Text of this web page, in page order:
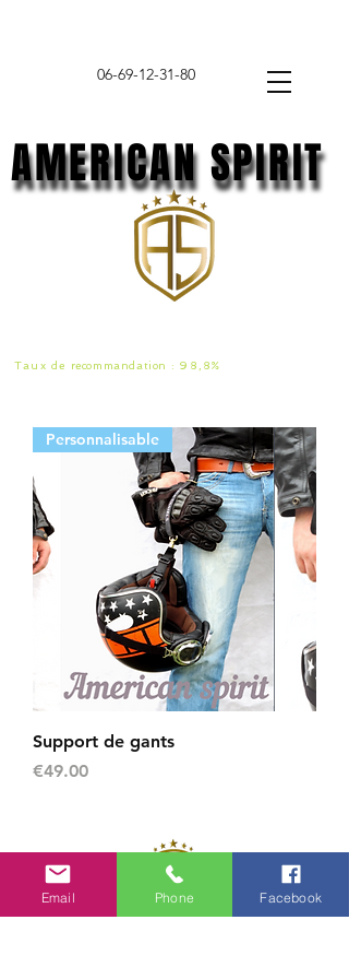
06-69-12-31-80
AMERICAN SPIRIT
AMERICAN SPIRIT
Taux de recommandation : 98,8%
Personnalisable
Support de gants
Price
€49.00
Email Phone Facebook